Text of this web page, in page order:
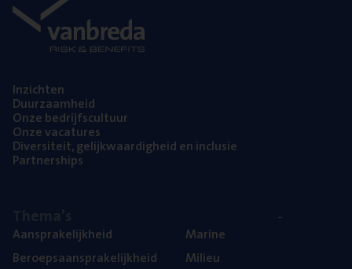
Inzich­ten
Duur­zaam­heid
Onze bedrijfs­cul­tuur
Onze vaca­tu­res
Diver­si­teit, gelijk­waar­dig­heid en inclusie
Part­ner­ships
Aan­spra­ke­lijk­heid
Beroeps­aan­spra­ke­lijk­heid
Mari­ne
Mili­eu